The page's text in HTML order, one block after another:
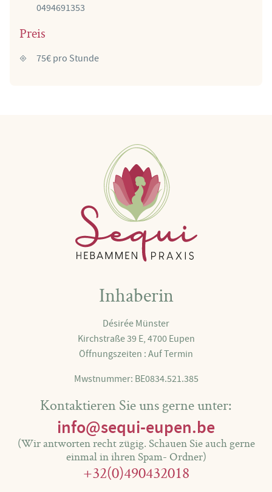
0494691353
Preis
75€ pro Stunde
Inhaberin
Désirée Münster
Kirchstraße 39 E, 4700 Eupen
Öffnungszeiten : Auf Termin
Mwstnummer: BE0834.521.385
Kontaktieren Sie uns gerne unter:
info@sequi-eupen.be
(Wir antworten recht zügig. Schauen Sie auch gerne
einmal in ihren Spam- Ordner)
+32(0)490432018